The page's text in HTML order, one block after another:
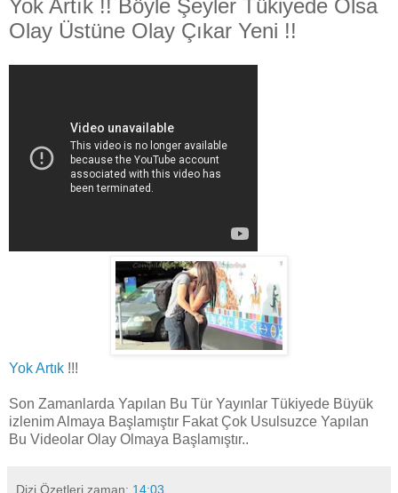
Yok Artık !! Böyle Şeyler Tükiyede Olsa
Olay Üstüne Olay Çıkar Yeni !!
Yok Artık !!!
Son Zamanlarda Yapılan Bu Tür Yayınlar Tükiyede Büyük
izlenim Almaya Başlamıştır Fakat Çok Usulsuzce Yapılan
Bu Videolar Olay Olmaya Başlamıştır..
Dizi Özetleri zaman: 14:03